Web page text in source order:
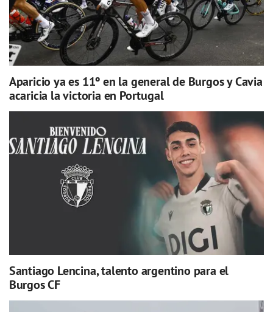
Aparicio ya es 11º en la general de Burgos y Cavia
acaricia la victoria en Portugal
Santiago Lencina, talento argentino para el
Burgos CF